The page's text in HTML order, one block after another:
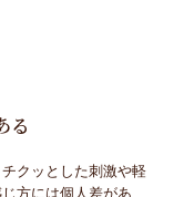
る
クッとした刺激や軽
方には個人差があ